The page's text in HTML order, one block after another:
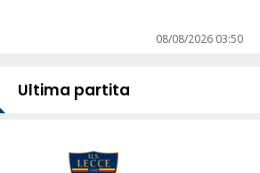
08/08/2026 03:50
Ultima partita